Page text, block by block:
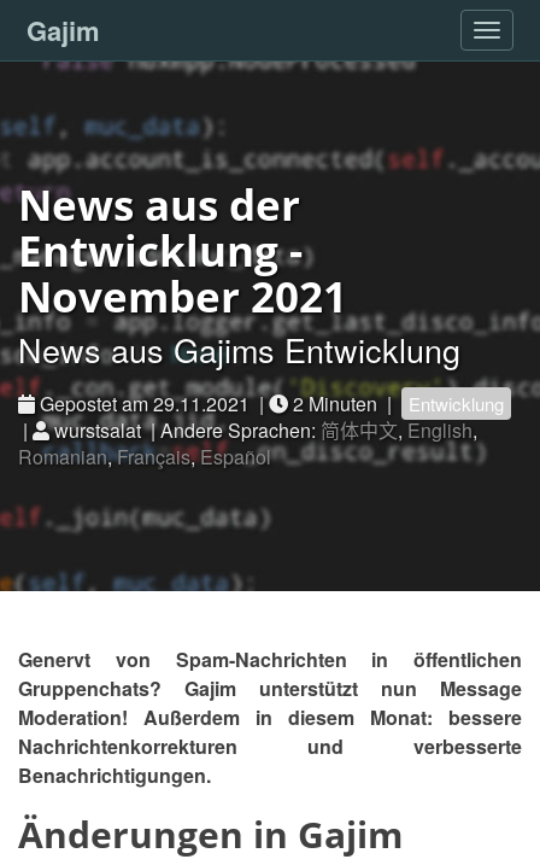
Gajim
News aus der
Entwicklung -
November 2021
News aus Gajims Entwicklung
Gepostet am 29.11.2021 | 2 Minuten | Entwicklung
| wurstsalat | Andere Sprachen: 简体中文, English,
Romanian,Français,Español
Genervt von Spam-Nachrichten in öffentlichen
Gruppenchats? Gajim unterstützt nun Message
Moderation! Außerdem in diesem Monat: bessere
Nachrichtenkorrekturen und verbesserte
Benachrichtigungen.
Änderungen in Gajim